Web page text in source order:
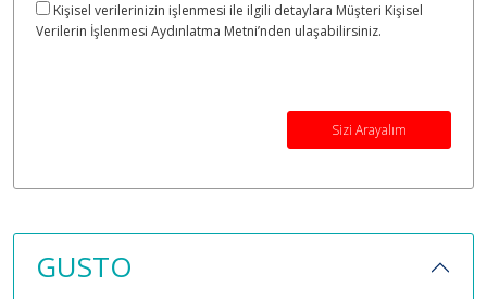
Kişisel verilerinizin işlenmesi ile ilgili detaylara Müşteri Kişisel
Verilerin İşlenmesi Aydınlatma Metni’nden ulaşabilirsiniz.
Sizi Arayalım
GUSTO